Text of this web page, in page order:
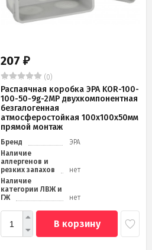
207₽
(0)
Распаячная коробка ЭРА KOR-100-
100-50-9g-2MP двухкомпонентная
безгалогенная
атмосферостойкая 100х100х50мм
прямой монтаж
Бренд
ЭРА
Наличие
аллергенов и
резких запахов
нет
Наличие
категории ЛВЖ и
ГЖ
нет
В корзину